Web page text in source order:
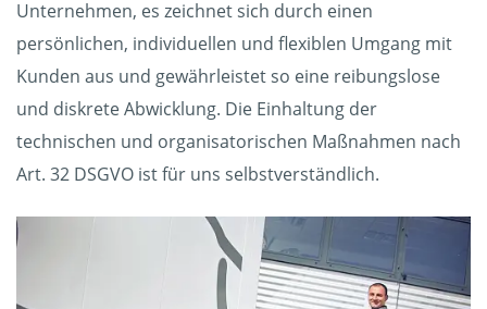
Unternehmen, es zeichnet sich durch einen
persönlichen, individuellen und flexiblen Umgang mit
Kunden aus und gewährleistet so eine reibungslose
und diskrete Abwicklung. Die Einhaltung der
technischen und organisatorischen Maßnahmen nach
Art. 32 DSGVO ist für uns selbstverständlich.